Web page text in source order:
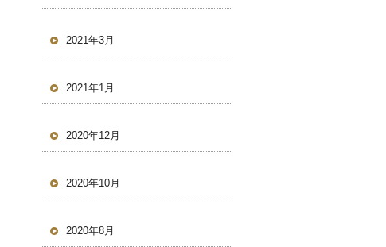
2021年3月
2021年1月
2020年12月
2020年10月
2020年8月